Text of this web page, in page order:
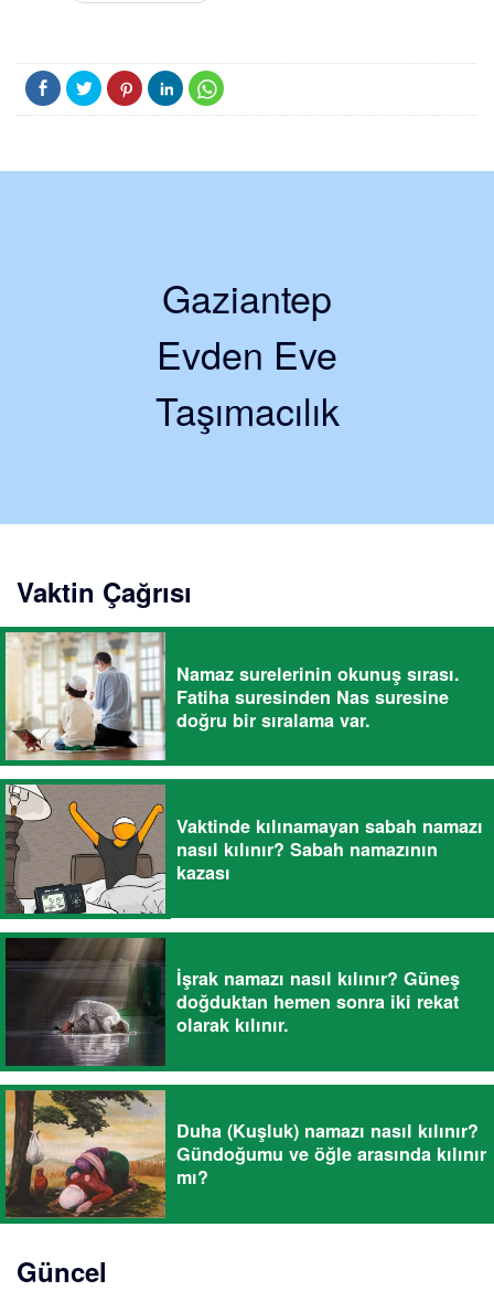
Gaziantep
Evden Eve
Taşımacılık
Vaktin Çağrısı
Namaz surelerinin okunuş sırası.
Fatiha suresinden Nas suresine
doğru bir sıralama var.
Vaktinde kılınamayan sabah namazı
nasıl kılınır? Sabah namazının
kazası
İşrak namazı nasıl kılınır? Güneş
doğduktan hemen sonra iki rekat
olarak kılınır.
Duha (Kuşluk) namazı nasıl kılınır?
Gündoğumu ve öğle arasında kılınır
mı?
Güncel